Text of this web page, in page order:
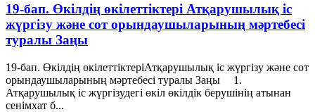
19-бап. Өкiлдiң өкiлеттiктерi Атқарушылық iс
жүргiзу және сот орындаушыларының мәртебесi
туралы Заңы
19-бап. Өкiлдiң өкiлеттiктерiАтқарушылық iс жүргiзу және сот
орындаушыларының мәртебесi туралы Заңы 1.
Атқарушылық іс жүргізудегі өкіл өкілдік берушінің атынан
сенімхат б...